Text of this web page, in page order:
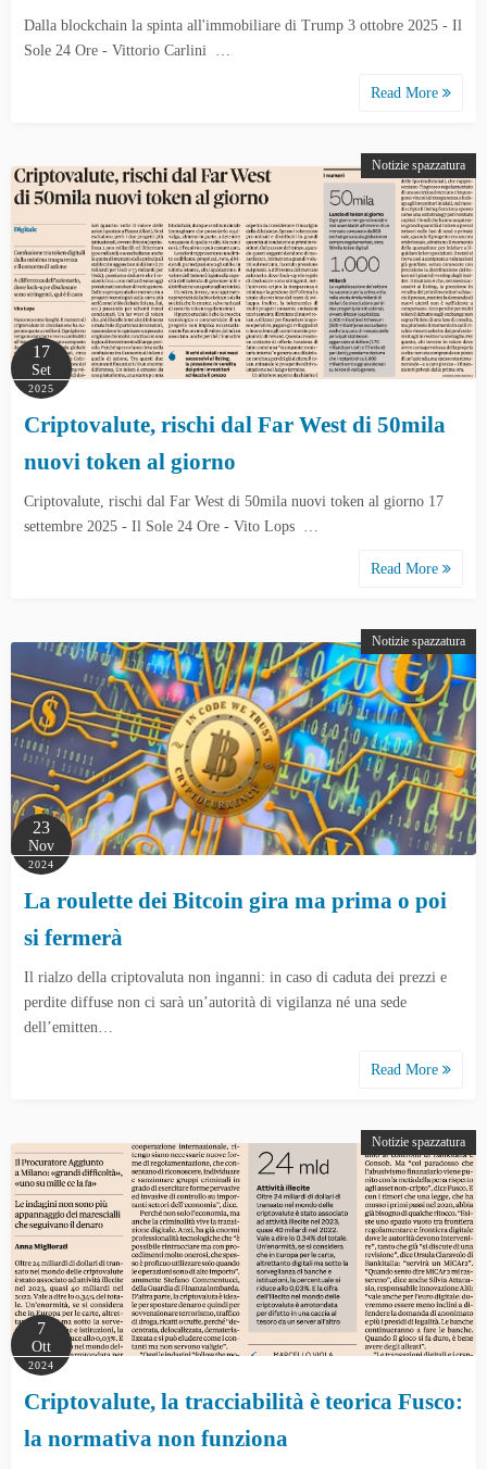
Dalla blockchain la spinta all'immobiliare di Trump 3 ottobre 2025 - Il
Sole 24 Ore - Vittorio Carlini …
Read More
Notizie spazzatura
17
Set
2025
Criptovalute, rischi dal Far West di 50mila
nuovi token al giorno
Criptovalute, rischi dal Far West di 50mila nuovi token al giorno 17
settembre 2025 - Il Sole 24 Ore - Vito Lops …
Read More
Notizie spazzatura
23
Nov
2024
La roulette dei Bitcoin gira ma prima o poi
si fermerà
Il rialzo della criptovaluta non inganni: in caso di caduta dei prezzi e
perdite diffuse non ci sarà un’autorità di vigilanza né una sede
dell’emitten…
Read More
Notizie spazzatura
7
Ott
2024
Criptovalute, la tracciabilità è teorica Fusco:
la normativa non funziona